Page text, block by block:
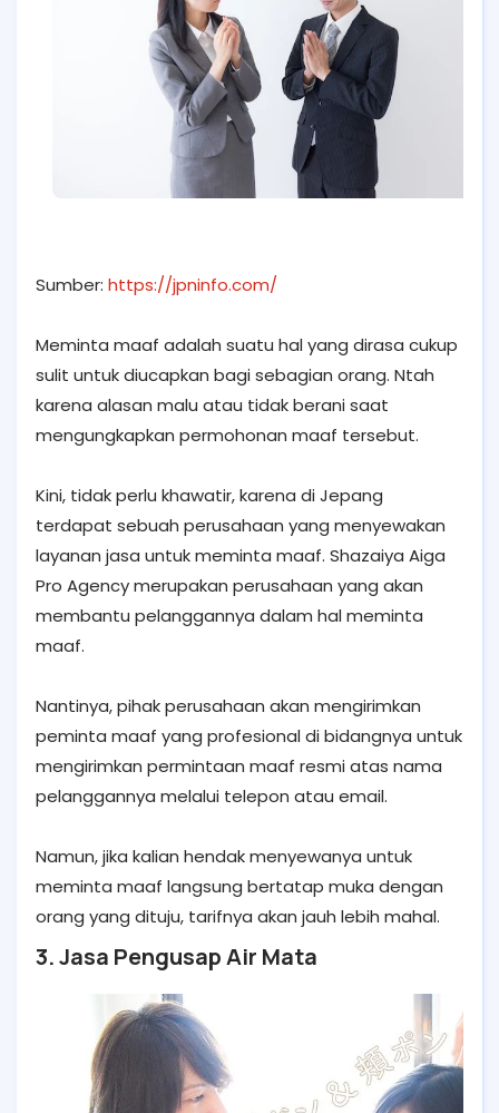
Sumber: https://jpninfo.com/
Meminta maaf adalah suatu hal yang dirasa cukup
sulit untuk diucapkan bagi sebagian orang. Ntah
karena alasan malu atau tidak berani saat
mengungkapkan permohonan maaf tersebut.
Kini, tidak perlu khawatir, karena di Jepang
terdapat sebuah perusahaan yang menyewakan
layanan jasa untuk meminta maaf. Shazaiya Aiga
Pro Agency merupakan perusahaan yang akan
membantu pelanggannya dalam hal meminta
maaf.
Nantinya, pihak perusahaan akan mengirimkan
peminta maaf yang profesional di bidangnya untuk
mengirimkan permintaan maaf resmi atas nama
pelanggannya melalui telepon atau email.
Namun, jika kalian hendak menyewanya untuk
meminta maaf langsung bertatap muka dengan
orang yang dituju, tarifnya akan jauh lebih mahal.
3. Jasa Pengusap Air Mata